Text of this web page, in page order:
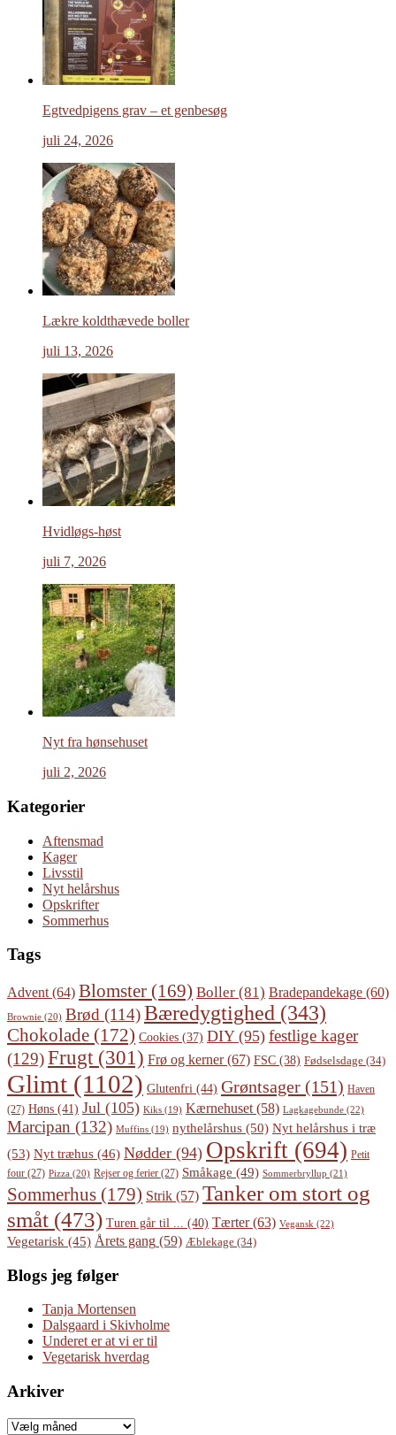
Egtvedpigens grav – et genbesøg
juli 24, 2026
Lækre koldthævede boller
juli 13, 2026
Hvidløgs-høst
juli 7, 2026
Nyt fra hønsehuset
juli 2, 2026
Kategorier
Aftensmad
Kager
Livsstil
Nyt helårshus
Opskrifter
Sommerhus
Tags
Advent (64) Blomster (169) Boller (81) Bradepandekage (60)
Brownie (20) Brød (114)Bæredygtighed (343)
Chokolade (172) Cookies (37) DIY(95) festlige kager
(129)Frugt (301) Frø og kerner(67) FSC (38) Fødselsdage (34)
Glimt (1102) Glutenfri (44) Grøntsager (151) Haven
(27) Høns (41) Jul (105) Kiks (19) Kærnehuset (58) Lagkagebunde (22)
Marcipan (132) Muffins (19) nythelårshus (50) Nyt helårshus i træ
(53) Nyt træhus (46) Nødder (94) Opskrift (694) Petit
four (27) Pizza (20) Rejser og ferier (27) Småkage (49) Sommerbryllup (21)
Sommerhus (179) Strik (57) Tanker om stort og
småt (473) Turen går til ... (40) Tærter(63) Vegansk (22)
Vegetarisk (45) Årets gang (59) Æblekage (34)
Blogs jeg følger
Tanja Mortensen
Dalsgaard i Skivholme
Underet er at vi er til
Vegetarisk hverdag
Arkiver
Arkiver